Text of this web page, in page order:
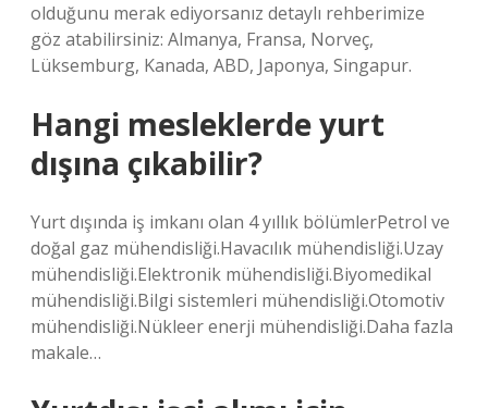
olduğunu merak ediyorsanız detaylı rehberimize
göz atabilirsiniz: Almanya, Fransa, Norveç,
Lüksemburg, Kanada, ABD, Japonya, Singapur.
Hangi mesleklerde yurt
dışına çıkabilir?
Yurt dışında iş imkanı olan 4 yıllık bölümlerPetrol ve
doğal gaz mühendisliği.Havacılık mühendisliği.Uzay
mühendisliği.Elektronik mühendisliği.Biyomedikal
mühendisliği.Bilgi sistemleri mühendisliği.Otomotiv
mühendisliği.Nükleer enerji mühendisliği.Daha fazla
makale…